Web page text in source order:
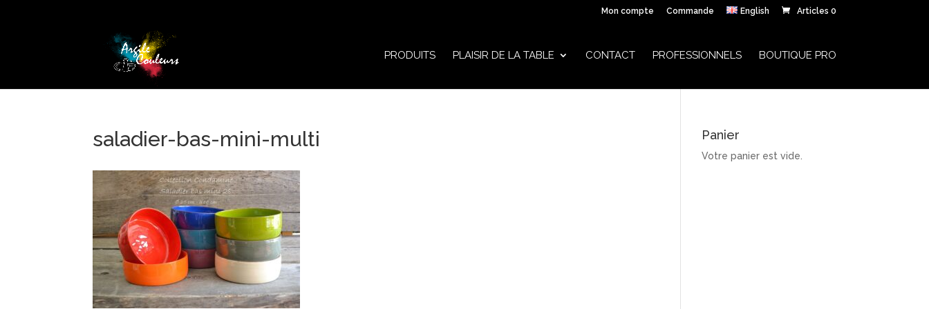
Mon compte Commande English Articles 0
PRODUITS PLAISIR DE LA TABLE CONTACT PROFESSIONNELS BOUTIQUE PRO
saladier-bas-mini-multi Panier
Votre panier est vide.